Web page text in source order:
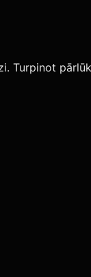
Turpinot